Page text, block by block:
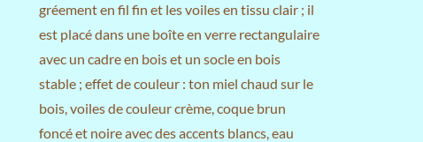
gréement en fil fin et les voiles en tissu clair ; il
est placé dans une boîte en verre rectangulaire
avec un cadre en bois et un socle en bois
stable ; effet de couleur : ton miel chaud sur le
bois, voiles de couleur crème, coque brun
foncé et noire avec des accents blancs, eau